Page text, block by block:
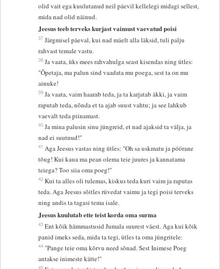
olid vait ega kuulutanud neil päevil kellelegi midagi sellest,
mida nad olid näinud.
Jeesus teeb terveks kurjast vaimust vaevatud poisi
37 Järgmisel päeval, kui nad mäelt alla läksid, tuli palju
rahvast temale vastu.
38 Ja vaata, üks mees rahvahulga seast kisendas ning ütles:
"Õpetaja, ma palun sind vaadata mu poega, sest ta on mu
ainuke!
39 Ja vaata, vaim haarab teda, ja ta karjatab äkki, ja vaim
raputab teda, nõnda et ta ajab suust vahtu; ja see lahkub
vaevalt teda piinamast.
40 Ja mina palusin sinu jüngreid, et nad ajaksid ta välja, ja
nad ei suutnud!"
41 Aga Jeesus vastas ning ütles: "Oh sa uskmatu ja pöörane
tõug! Kui kaua ma pean olema teie juures ja kannatama
teiega? Too siia oma poeg!"
42 Kui ta alles oli tulemas, kiskus teda kuri vaim ja raputas
teda. Aga Jeesus sõitles rüvedat vaimu ja tegi poisi terveks
ning andis ta tagasi tema isale.
Jeesus kuulutab ette teist korda oma surma
43 Ent kõik hämmastusid Jumala suurest väest. Aga kui kõik
panid imeks seda, mida ta tegi, ütles ta oma jüngritele:
44 "Pange teie oma kõrvu need sõnad. Sest Inimese Poeg
antakse inimeste kätte!"
45